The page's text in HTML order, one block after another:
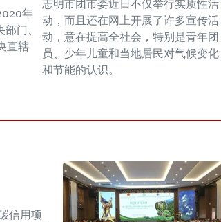
年
门、
直辖
志明市团市委近日不仅举行实质性活
动，而且还在网上开展了许多宣传活
动，意在提高全社会，特别是青年团
员、少年儿童和当地居民对气候变化
和节能的认识。
信用项